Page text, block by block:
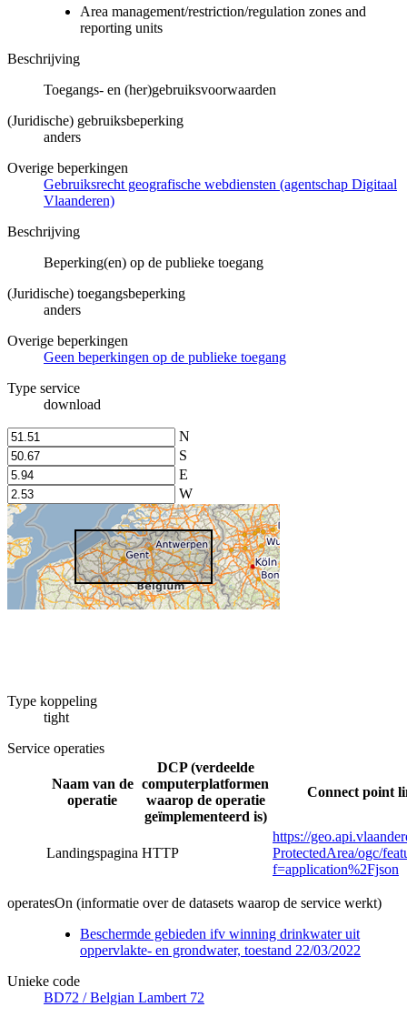
Area management/restriction/regulation zones and
reporting units
Beschrijving
Toegangs- en (her)gebruiksvoorwaarden
(Juridische) gebruiksbeperking
anders
Overige beperkingen
Gebruiksrecht geografische webdiensten (agentschap Digitaal
Vlaanderen)
Beschrijving
Beperking(en) op de publieke toegang
(Juridische) toegangsbeperking
anders
Overige beperkingen
Geen beperkingen op de publieke toegang
Type service
download
N
S
E
W
Type koppeling
tight
Service operaties
Naam van de
operatie
DCP (verdeelde
computerplatformen
waarop de operatie
geïmplementeerd is)
Connect point
Landingspagina HTTP
https://
ProtectedArea/ogc/
f=application%2Fjson
operatesOn (informatie over de datasets waarop de service werkt)
Beschermde gebieden ifv winning drinkwater uit
oppervlakte- en grondwater, toestand 22/03/2022
Unieke code
BD72 / Belgian Lambert 72